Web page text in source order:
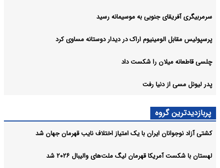
سرمربیگری آفریقای جنوبی به موسیمانه رسید
پرسپولیس مقابل الومینیوم اراک در دیدار دوستانه مساوی کرد
چلسی قاطعانه میلان را شکست داد
پدر لیونل مسی از دنیا رفت
پربازدیدترین گروه
کشتی آزاد نوجوانان ایران با یک امتیاز اختلاف نایب قهرمان جهان شد
لهستان با شکست آمریکا قهرمان لیگ ملت‌های والیبال ۲۰۲۶ شد